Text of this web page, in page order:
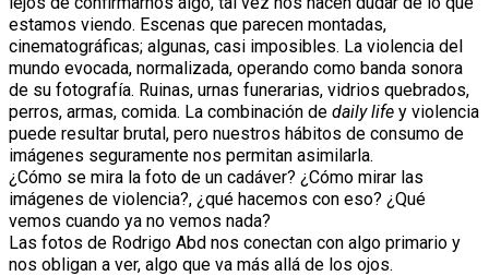
estamos viendo. Escenas que parecen montadas,
cinematográficas; algunas, casi imposibles. La violencia del
mundo evocada, normalizada, operando como banda sonora
de su fotografía. Ruinas, urnas funerarias, vidrios quebrados,
perros, armas, comida. La combinación de daily life y violencia
puede resultar brutal, pero nuestros hábitos de consumo de
imágenes seguramente nos permitan asimilarla.
¿Cómo se mira la foto de un cadáver? ¿Cómo mirar las
imágenes de violencia?, ¿qué hacemos con eso? ¿Qué
vemos cuando ya no vemos nada?
Las fotos de Rodrigo Abd nos conectan con algo primario y
nos obligan a ver, algo que va más allá de los ojos.